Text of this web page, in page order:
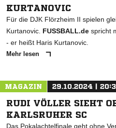
KURTANOVIC
Für die DJK Flörzheim II spielen
Kurtanovic. FUSSBALL.de spricht
- er heißt Haris Kurtanovic.
Mehr lesen
MAGAZIN 29.10.2024 |
RUDI VÖLLER SIEHT
KARLSRUHER SC
Das Pokalachtelfinale geht ohne